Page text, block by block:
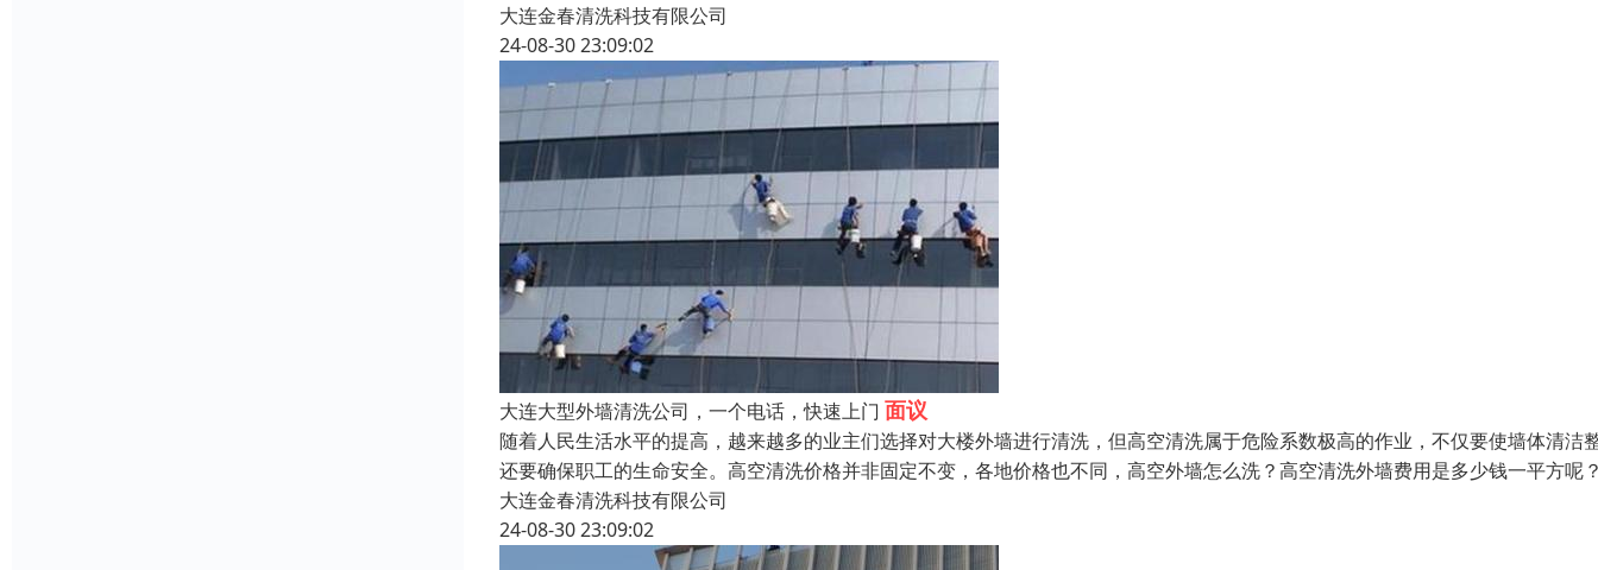
大连金春清洗科技有限公司
24-08-30 23:09:02
大连大型外墙清洗公司，一个电话，快速上门 面议
随着人民生活水平的提高，越来越多的业主们选择对大楼外墙进行清洗，但高空清洗属于危险系数极高的作业，不仅要使墙体清洁
还要确保职工的生命安全。高空清洗价格并非固定不变，各地价格也不同，高空外墙怎么洗？高空清洗外墙费用是多少钱一平方呢
大连金春清洗科技有限公司
24-08-30 23:09:02